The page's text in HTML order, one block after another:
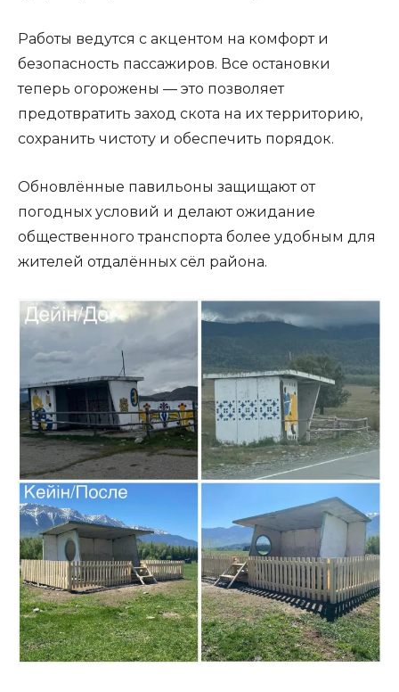
Работы ведутся с акцентом на комфорт и
безопасность пассажиров. Все остановки
теперь огорожены — это позволяет
предотвратить заход скота на их территорию,
сохранить чистоту и обеспечить порядок.
Обновлённые павильоны защищают от
погодных условий и делают ожидание
общественного транспорта более удобным для
жителей отдалённых сёл района.